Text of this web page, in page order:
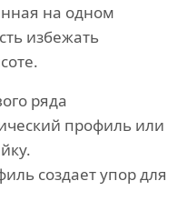
на одном
избежать
ряда
профиль или
создает упор для